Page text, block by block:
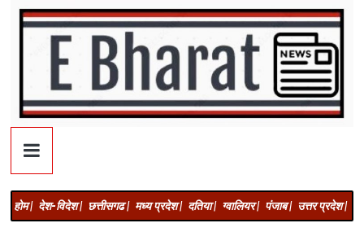
होम | देश-विदेश | छत्तीसगढ | मध्य प्रदेश | दतिया | ग्वालियर | पंजाब | उत्तर प्रदेश |